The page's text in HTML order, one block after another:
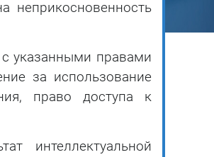
неприкосновенность
указанными правами
за использование
право доступа к
интеллектуальной